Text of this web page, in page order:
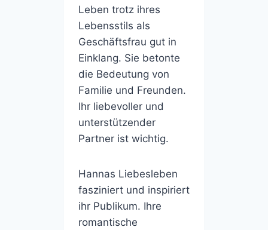
Leben trotz ihres
Lebensstils als
Geschäftsfrau gut in
Einklang. Sie betonte
die Bedeutung von
Familie und Freunden.
Ihr liebevoller und
unterstützender
Partner ist wichtig.
Hannas Liebesleben
fasziniert und inspiriert
ihr Publikum. Ihre
romantische